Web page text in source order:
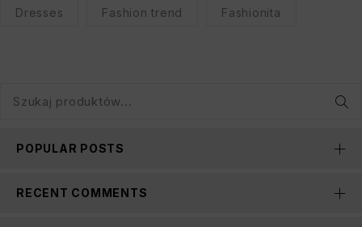
Dresses Fashion trend Fashionita
POPULAR POSTS
RECENT COMMENTS